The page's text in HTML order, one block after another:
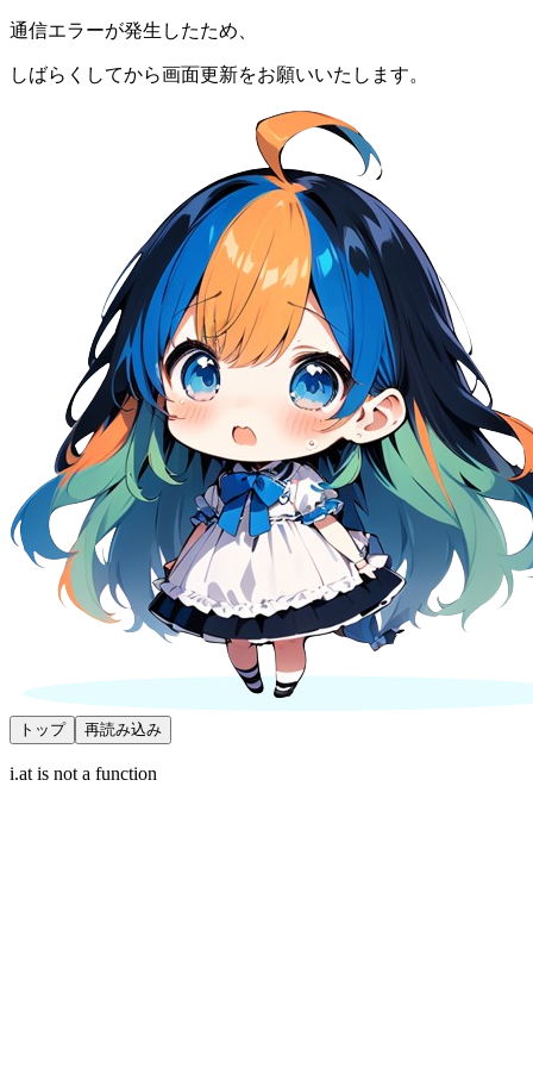
通信エラーが発生したため、
しばらくしてから画面更新をお願いいたします。
トップ 再読み込み
i.at is not a function